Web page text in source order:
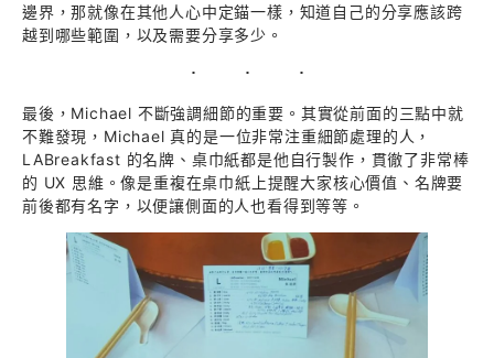
邊界，那就像在其他人心中定錨一樣，知道自己的分享應該跨
越到哪些範圍，以及需要分享多少。
最後，Michael 不斷強調細節的重要。其實從前面的三點中就
不難發現，Michael 真的是一位非常注重細節處理的人，
LABreakfast 的名牌、桌巾紙都是他自行製作，貫徹了非常棒
的 UX 思維。像是重複在桌巾紙上提醒大家核心價值、名牌要
前後都有名字，以便讓側面的人也看得到等等。